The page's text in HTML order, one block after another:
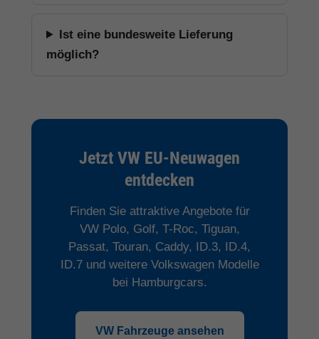
Ist eine bundesweite Lieferung
möglich?
Jetzt VW EU-Neuwagen
entdecken
Finden Sie attraktive Angebote für
VW Polo, Golf, T-Roc, Tiguan,
Passat, Touran, Caddy, ID.3, ID.4,
ID.7 und weitere Volkswagen Modelle
bei Hamburgcars.
VW Fahrzeuge ansehen